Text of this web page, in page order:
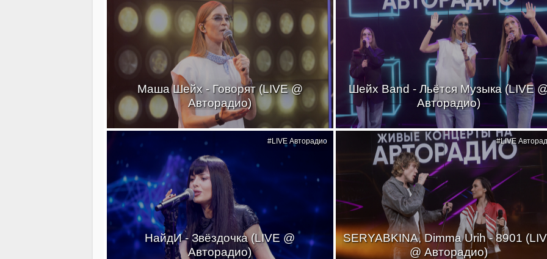
Маша Шейх - Говорят (LIVE @
Авторадио)
Шейх Band - Льётся Музыка (LIVE
Авторадио)
НайдИ - Звёздочка (LIVE @
Авторадио)
#LIVE Авторадио
SERYABKINA, Dimma Urih - 8901
@ Авторадио)
#LIVE